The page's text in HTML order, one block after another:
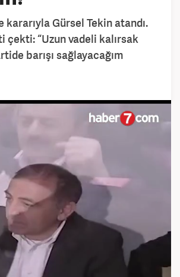
kararıyla Gürsel Tekin atandı.
çekti: “Uzun vadeli kalırsak
barışı sağlayacağım